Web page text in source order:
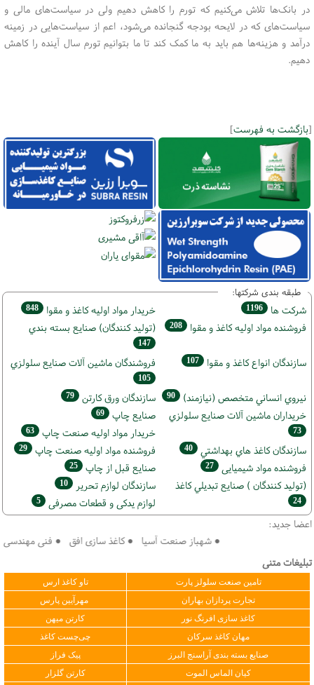
در بانک‌ها تلاش می‌کنیم که تورم را کاهش دهیم ولی در سیاست‌های مالی و
سیاست‌های که در لایحه بودجه گنجانده می‌شود، اعم از سیاست‌هایی در زمینه
درآمد و هزینه‌ها هم باید به ما کمک کند تا ما بتوانیم تورم سال آینده را کاهش
دهیم.
[بازگشت به فهرست]
طبقه بندی شرکتها:
شركت ها 1196 خريدار مواد اوليه كاغذ و مقوا 848
فروشنده مواد اوليه كاغذ و مقوا 208 (تولید كنندگان) صنايع بسته بندي
147
سازندگان انواع کاغذ و مقوا 107 فروشندگان ماشين آلات صنايع سلولزي
105
نيروي انساني متخصص (نیازمند) 90 سازندگان ورق كارتن 79
خریداران ماشين آلات صنايع سلولزي
73
صنايع چاپ 69
خريدار مواد اوليه صنعت چاپ 63
سازندگان كاغذ هاي بهداشتي 40 فروشنده مواد اوليه صنعت چاپ 29
فروشنده مواد شیمیایی 27 صنايع قبل از چاپ 25
(تولید كنندگان ) صنايع تبديلي كاغذ
24
سازندگان لوازم تحریر 10
لوازم یدکی و قطعات مصرفی 5
اعضا جدید:
● شهباز صنعت آسیا ● کاغذ سازی افق ● فنی مهندسی
تبلیغات متنی
تامین صنعت سلولز پارت
تاو کاغذ ارس
تجارت پردازان بهاران
مهرآیین پارس
کاغذ سازی افرنگ نور
کارتن میهن
مهان کاغذ سرکان
چی‌چست کاغذ
صنایع بسته بندی آراسنج البرز
پیک فراز
کیان الماس الموت
کارتن گلزار